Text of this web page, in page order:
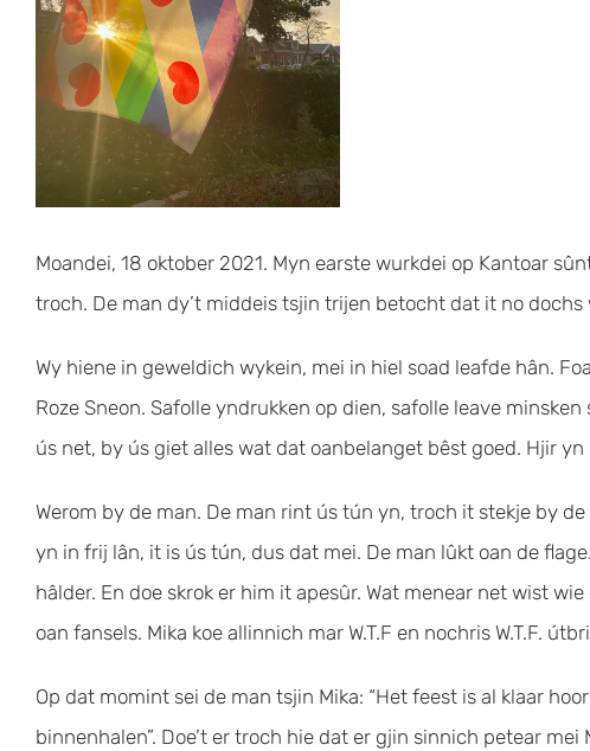
Moandei, 18 oktober 2021. Myn earste wurkdei op Kantoar
troch. De man dy’t middeis tsjin trijen betocht dat it no
Wy hiene in geweldich wykein, mei in hiel soad leafde hân.
Roze Sneon. Safolle yndrukken op dien, safolle leave
ús net, by ús giet alles wat dat oanbelanget bêst goed. Hjir
Werom by de man. De man rint ús tún yn, troch it stekje by
yn in frij lân, it is ús tún, dus dat mei. De man lûkt oan de
hâlder. En doe skrok er him it apesûr. Wat menear net wist
oan fansels. Mika koe allinnich mar W.T.F en nochris W.T.F.
Op dat momint sei de man tsjin Mika: “Het feest is al klaar
binnenhalen”. Doe’t er troch hie dat er gjin sinnich petear